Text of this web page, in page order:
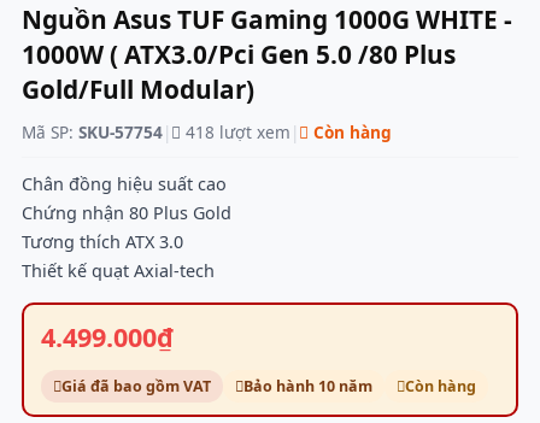
Nguồn Asus TUF Gaming 1000G WHITE -
1000W ( ATX3.0/Pci Gen 5.0 /80 Plus
Gold/Full Modular)
Mã SP: SKU-57754| 418 lượt xem | Còn hàng
Chân đồng hiệu suất cao
Chứng nhận 80 Plus Gold
Tương thích ATX 3.0
Thiết kế quạt Axial-tech
4.499.000₫
Giá đã bao gồm VAT Bảo hành 10 năm Còn hàng